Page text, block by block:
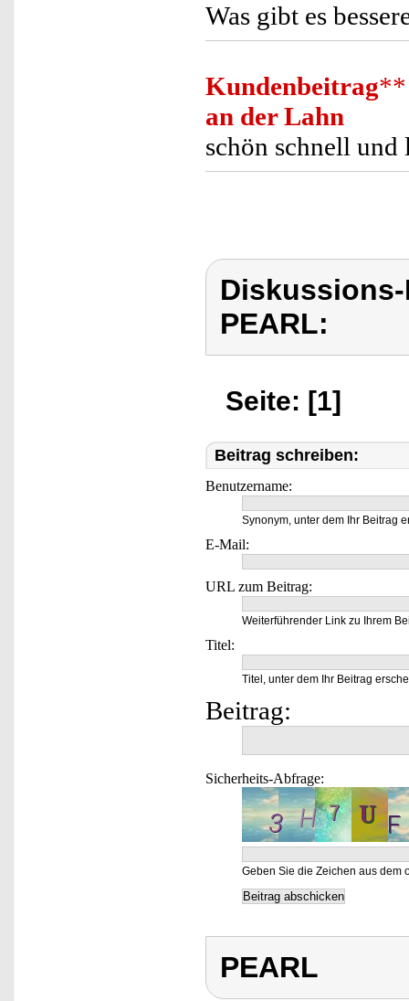
Was gibt es
Kundenbeitrag**
an der Lahn
schön schnell
PEARL:
Seite: [1]
Beitrag schreiben:
Benutzername:
Synonym, unter dem Ihr Beitrag
E-Mail:
URL zum Beitrag:
Weiterführender Link zu Ihrem
Titel:
Titel, unter dem Ihr Beitrag
Beitrag:
Sicherheits-Abfrage:
Geben Sie die Zeichen aus dem
PEARL